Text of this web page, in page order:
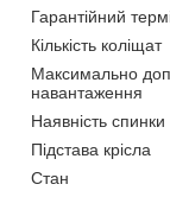
Гарантійний
Кількість коліщат
Максимально
навантаження
Наявність спинки
Підстава крісла
Стан